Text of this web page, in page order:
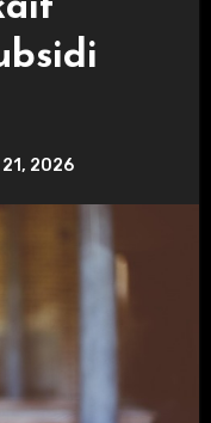
2026